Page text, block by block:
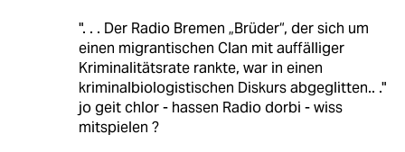
". . . Der Radio Bremen „Brüder“, der sich um
einen migrantischen Clan mit auffälliger
Kriminalitätsrate rankte, war in einen
kriminalbiologistischen Diskurs abgeglitten.. ."
jo geit chlor - hassen Radio dorbi - wiss
mitspielen ?